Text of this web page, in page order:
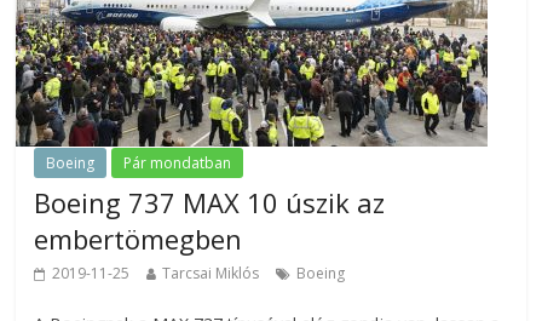
Boeing Pár mondatban
Boeing 737 MAX 10 úszik az
embertömegben
2019-11-25 Tarcsai Miklós Boeing